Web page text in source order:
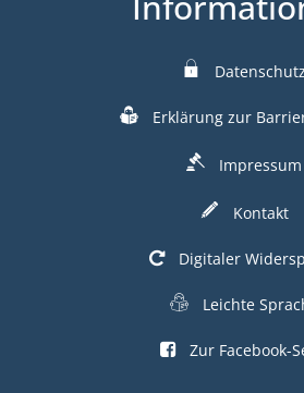
Datenschutz
Erklärung zur
Impressum
Kontakt
Digitaler
Leichte
Zur Facebook-